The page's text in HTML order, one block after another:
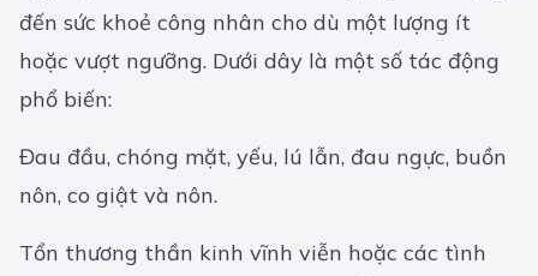
đến sức khoẻ công nhân cho dù một lượng ít
hoặc vượt ngưỡng. Dưới dây là một số tác động
phổ biến:
Đau đầu, chóng mặt, yếu, lú lẫn, đau ngực, buồn
nôn, co giật và nôn.
Tổn thương thần kinh vĩnh viễn hoặc các tình